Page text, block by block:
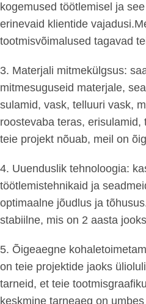
kogemused töötlemisel ja
erinevaid klientide
tootmisvõimalused tagavad
3. Materjali mitmekülgsus:
mitmesuguseid materjale,
sulamid, vask, telluuri vask,
roostevaba teras,
teie projekt nõuab, meil on
4. Uuenduslik tehnoloogia:
töötlemistehnikaid ja
optimaalne jõudlus ja
stabiilne, mis on 2 aasta
5. Õigeaegne
on teie projektide jaoks
tarneid, et teie
keskmine tarneaeg on